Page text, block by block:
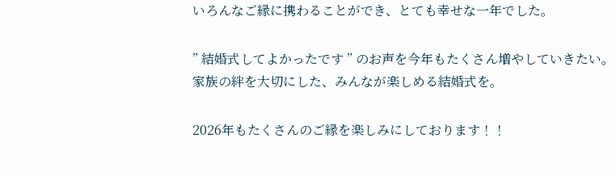
いろんなご縁に携わることができ、とても幸せな一年でした。
” 結婚式してよかったです ” のお声を今年もたくさん増やしていきたい。
家族の絆を大切にした、みんなが楽しめる結婚式を。
2026年もたくさんのご縁を楽しみにしております！！